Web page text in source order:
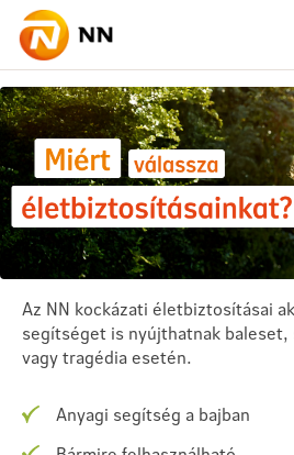
Ugrás a fő tartalomhoz
Életbiztosítások
Az NN kockázati életbiztosításai
segítséget is nyújthatnak
vagy tragédia esetén.
Anyagi segítség a bajban